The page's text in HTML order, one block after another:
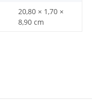
20,80 × 1,70 ×
8,90 cm